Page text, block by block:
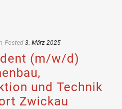
Posted 3. März 2025
(m/w/d)
und Technik
Zwickau